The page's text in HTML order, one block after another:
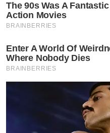
The 90s Was A
Action Movies
BRAINBERRIES
Enter A World Of
Where Nobody Dies
BRAINBERRIES